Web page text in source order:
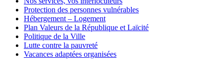
Protection des personnes vulnérables
Hébergement – Logement
Plan Valeurs de la République et Laïcité
Politique de la Ville
Lutte contre la pauvreté
Vacances adaptées organisées